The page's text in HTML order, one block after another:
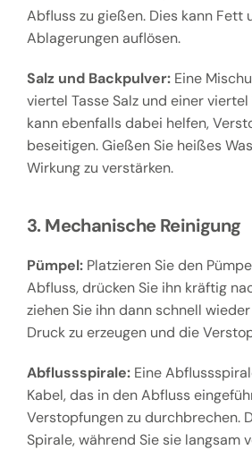
Abfluss zu gießen. Dies kann Fett
Ablagerungen auflösen.
Salz und Backpulver:Eine
viertel Tasse Salz und einer
kann ebenfalls dabei helfen,
beseitigen. Gießen Sie heißes
Wirkung zu verstärken.
3. Mechanische Reinigung
Pümpel:Platzieren Sie den
Abfluss, drücken Sie ihn kräftig
ziehen Sie ihn dann schnell
Druck zu erzeugen und die
Abflussspirale:Eine
Kabel, das in den Abfluss
Verstopfungen zu durchbrechen.
Spirale, während Sie sie langsam